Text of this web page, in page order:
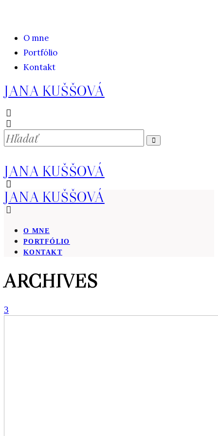
O mne
Portfólio
Kontakt
JANA KUŠŠOVÁ
JANA KUŠŠOVÁ
JANA KUŠŠOVÁ
O MNE
PORTFÓLIO
KONTAKT
ARCHIVES
3